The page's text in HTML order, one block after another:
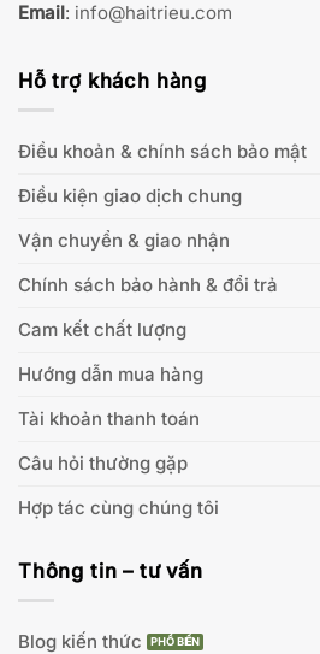
Email: info@haitrieu.com
Hỗ trợ khách hàng
Điều khoản & chính sách bảo mật
Điều kiện giao dịch chung
Vận chuyển & giao nhận
Chính sách bảo hành & đổi trả
Cam kết chất lượng
Hướng dẫn mua hàng
Tài khoản thanh toán
Câu hỏi thường gặp
Hợp tác cùng chúng tôi
Thông tin – tư vấn
Blog kiến thức